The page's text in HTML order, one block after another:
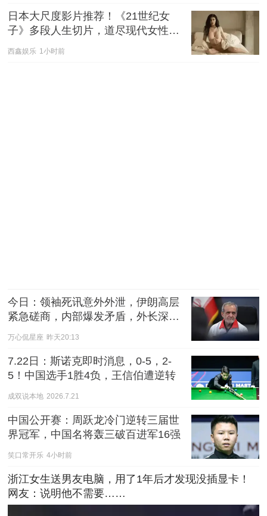
日本大尺度影片推荐！《21世纪女
子》多段人生切片，道尽现代女性的
西鑫娱乐 1小时前
今日：领袖死讯意外外泄，伊朗高层
紧急磋商，内部爆发矛盾，外长深陷
万心侃星座 昨天20:13
7.22日：斯诺克即时消息，0-5，2-
5！中国选手1胜4负，王信伯遭逆转
成双说本地 2026.7.21
中国公开赛：周跃龙冷门逆转三届世
界冠军，中国名将轰三破百进军16强
笑口常开乐 4小时前
浙江女生送男友电脑，用了1年后才发现没插显卡！
网友：说明他不需要……